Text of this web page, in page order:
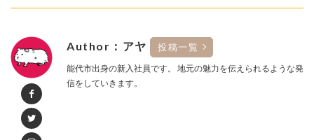
Author：アヤ 投稿一覧
能代市出身の新入社員です。 地元の魅力を伝えられるような発
信をしていきます。